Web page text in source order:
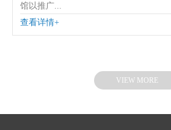
馆以推广...
查看详情+
VIEW MORE